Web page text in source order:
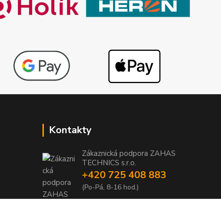
Kontakty
Zákaznická podpora ZAHAS
TECHNICS s.r.o.
+420 725 408 883
(Po-Pá, 8-16 hod.)